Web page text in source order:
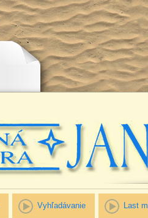
Vyhľadávanie Last